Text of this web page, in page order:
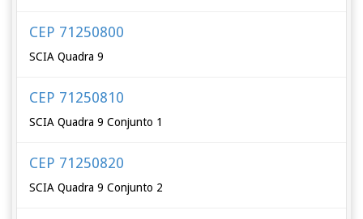
CEP 71250800
SCIA Quadra 9
CEP 71250810
SCIA Quadra 9 Conjunto 1
CEP 71250820
SCIA Quadra 9 Conjunto 2